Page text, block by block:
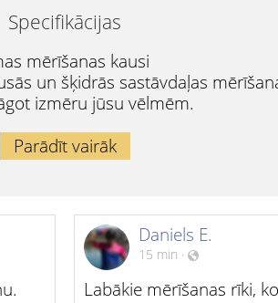
Specifikācijas
mērīšanas kausi
un šķidrās sastāvdaļas
izmēru jūsu vēlmēm.
Parādīt vairāk
Daniels E.
15 min ·
Labākie mērīšanas rīki,